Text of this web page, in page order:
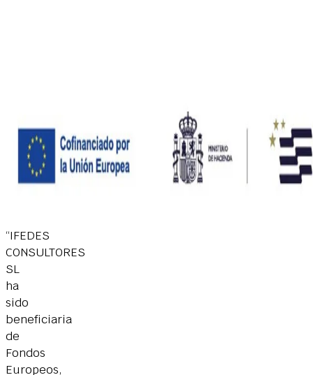
“IFEDES
CONSULTORES
SL
ha
sido
beneficiaria
de
Fondos
Europeos,